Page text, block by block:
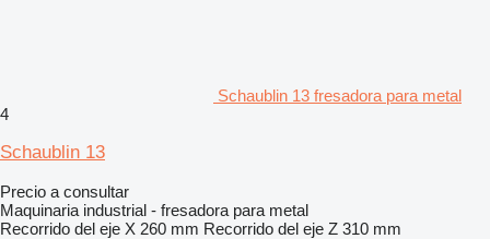
Schaublin 13 fresadora para metal
4
Schaublin 13
Precio a consultar
Maquinaria industrial - fresadora para metal
Recorrido del eje X 260 mm Recorrido del eje Z 310 mm